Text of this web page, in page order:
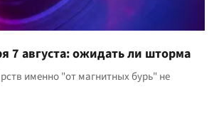
7 августа: ожидать ли шторма
именно "от магнитных бурь" не